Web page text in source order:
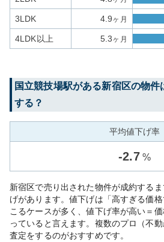
3LDK 4.9ヶ月
4LDK以上 5.3ヶ月
国立競技場駅がある新宿区の物件
する？
平均値下げ率
-2.7 %
新宿区で売り出された物件が成約する
げがあります。値下げは「高すぎる価
こるケースが多く、値下げ率が高い＝
っていると言えます。複数のプロ（不
査定をするのがおすすめです。